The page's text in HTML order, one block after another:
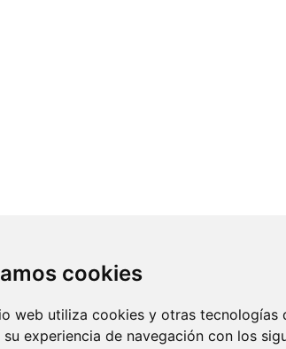
cookies
web utiliza cookies y otras tecnologías
su experiencia de navegación con los